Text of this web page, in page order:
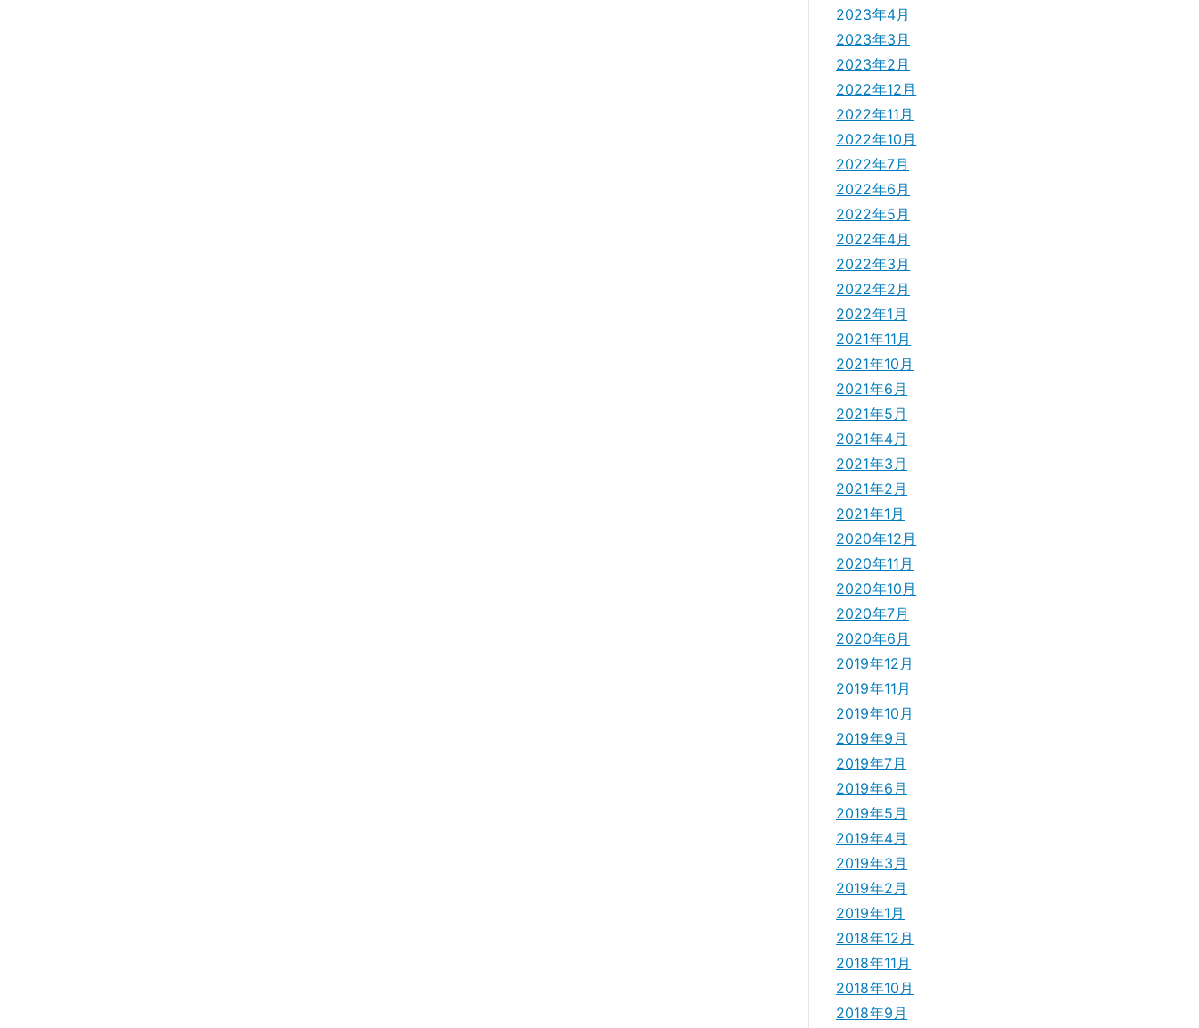
2023年4月
2023年3月
2023年2月
2022年12月
2022年11月
2022年10月
2022年7月
2022年6月
2022年5月
2022年4月
2022年3月
2022年2月
2022年1月
2021年11月
2021年10月
2021年6月
2021年5月
2021年4月
2021年3月
2021年2月
2021年1月
2020年12月
2020年11月
2020年10月
2020年7月
2020年6月
2019年12月
2019年11月
2019年10月
2019年9月
2019年7月
2019年6月
2019年5月
2019年4月
2019年3月
2019年2月
2019年1月
2018年12月
2018年11月
2018年10月
2018年9月